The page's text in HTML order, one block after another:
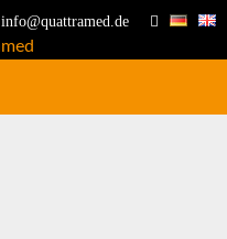
info@quattramed.de